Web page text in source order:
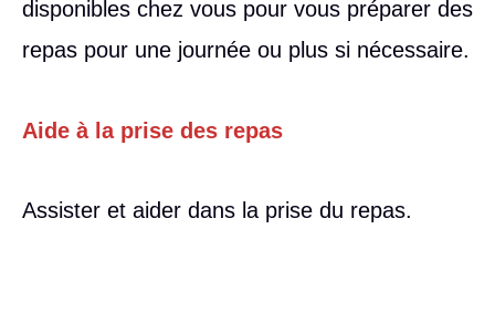
disponibles chez vous pour vous préparer des
repas pour une journée ou plus si nécessaire.
Aide à la prise des repas
Assister et aider dans la prise du repas.